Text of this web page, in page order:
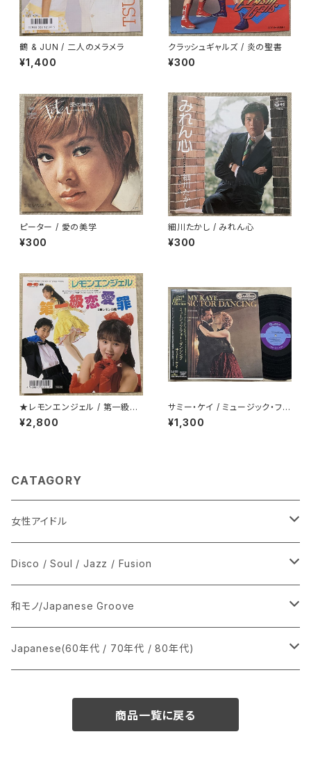
鶴 & JUN / 二人のメラメラ
¥1,400
クラッシュギャルズ / 炎の聖書
¥300
ピーター / 愛の美学
¥300
細川たかし / みれん心
¥300
★レモンエンジェル / 第一級恋
愛罪
¥2,800
サミー・ケイ / ミュージック・フォ
ー・ダンシング
¥1,300
CATAGORY
女性アイドル
シングル盤
あ行
か行
LP
CD
Disco / Soul / Jazz / Fusion
シングル盤
A
12インチ・シングル
和モノ/Japanese Groove
シングル盤
Japanese(60年代 / 70年代 / 80年代)
商品一覧に戻る